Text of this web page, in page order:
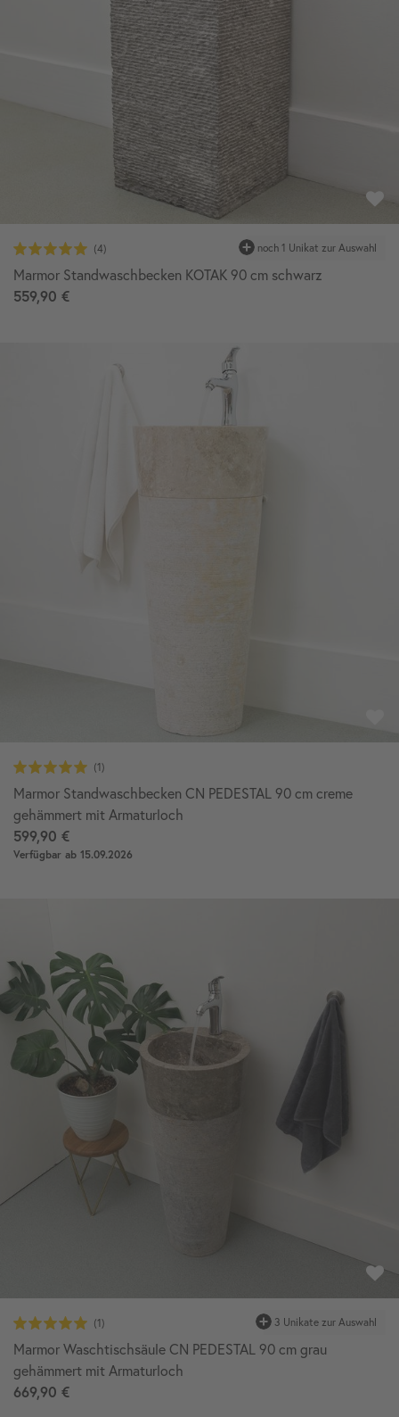
Marmor Standwaschbecken KOTAK 90 cm schwarz
559,90 €
Marmor Standwaschbecken CN PEDESTAL 90 cm creme
gehämmert mit Armaturloch
599,90 €
Verfügbar ab 15.09.2026
Marmor Waschtischsäule CN PEDESTAL 90 cm grau
gehämmert mit Armaturloch
669,90 €